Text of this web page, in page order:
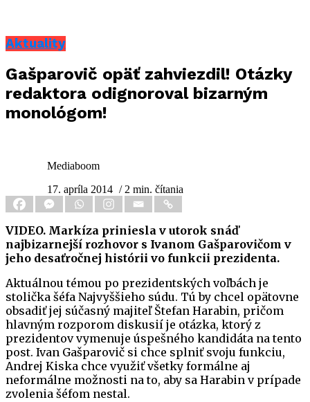
Aktuality
Gašparovič opäť zahviezdil! Otázky
redaktora odignoroval bizarným
monológom!
Mediaboom
17. apríla 2014 / 2 min. čítania
VIDEO. Markíza priniesla v utorok snáď
najbizarnejší rozhovor s Ivanom Gašparovičom v
jeho desaťročnej histórii vo funkcii prezidenta.
Aktuálnou témou po prezidentských voľbách je
stolička šéfa Najvyššieho súdu. Tú by chcel opätovne
obsadiť jej súčasný majiteľ Štefan Harabin, pričom
hlavným rozporom diskusií je otázka, ktorý z
prezidentov vymenuje úspešného kandidáta na tento
post. Ivan Gašparovič si chce splniť svoju funkciu,
Andrej Kiska chce využiť všetky formálne aj
neformálne možnosti na to, aby sa Harabin v prípade
zvolenia šéfom nestal.